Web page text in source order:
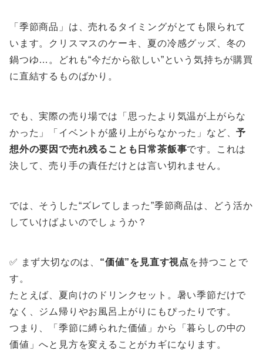
「季節商品」は、売れるタイミングがとても限られて
います。クリスマスのケーキ、夏の冷感グッズ、冬の
鍋つゆ…。どれも“今だから欲しい”という気持ちが購買
に直結するものばかり。
でも、実際の売り場では「思ったより気温が上がらな
かった」「イベントが盛り上がらなかった」など、予
想外の要因で売れ残ることも日常茶飯事です。これは
決して、売り手の責任だけとは言い切れません。
では、そうした“ズレてしまった”季節商品は、どう活か
していけばよいのでしょうか？
✅ まず大切なのは、 “価値”を見直す視点 を持つことで
す。
たとえば、夏向けのドリンクセット。暑い季節だけで
なく、ジム帰りやお風呂上がりにもぴったりです。
つまり、「季節に縛られた価値」から「暮らしの中の
価値」へと見方を変えることがカギになります。